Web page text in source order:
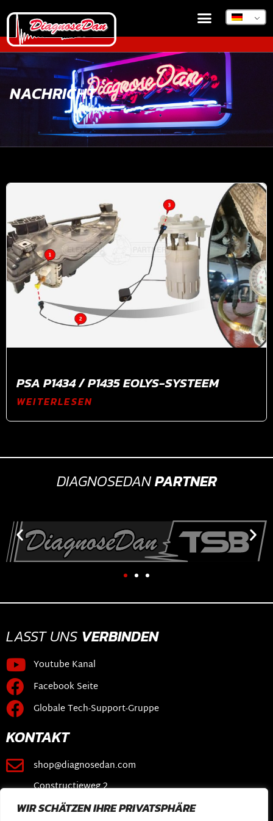
WIR SCHÄTZEN IHRE PRIVATSPHÄRE
NACHRICHT
PSA P1434 / P1435 EOLYS-SYSTEEM
WEITERLESEN
DIAGNOSEDANPARTNER
LASST UNS VERBINDEN
Youtube Kanal
Facebook Seite
Globale Tech-Support-Gruppe
KONTAKT
shop@diagnosedan.com
Constructieweg 2
3641 SB Mijdrecht